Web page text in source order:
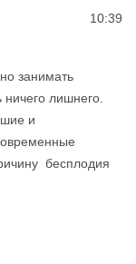
10:39
занимать
лишнего.
и
бесплодия